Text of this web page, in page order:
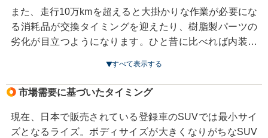
また、ボーナスシーズンも、ボーナスを頭金に車の購入
を考える人が増える時期です。一般的に夏のボーナスは6
の1ヵ月前、遅くても数週間前に売却するのがおすすめで
す。逆にボーナス時期を迎えてから売却すると、売却し
た車が店頭に並ぶのがボーナス商戦を終えた後になる可
能性もあり、査定では不利になります。
そして忘れてはいけないのが、ウインターシーズンの前
また、走行10万kmを超えると大掛かりな作業が必要にな
る消耗品が交換タイミングを迎えたり、樹脂製パーツの
劣化が目立つようになります。ひと昔に比べれば内装パ
けられません。
また、年式が古くなるほど市場価値が低下します。走行
距離と同じように、初度登録から5年、10年といった節目
すべて表示する
市場需要に基づいたタイミング
現在、日本で販売されている登録車のSUVでは最小サイ
ズとなるライズ。ボディサイズが大きくなりがちなSUV